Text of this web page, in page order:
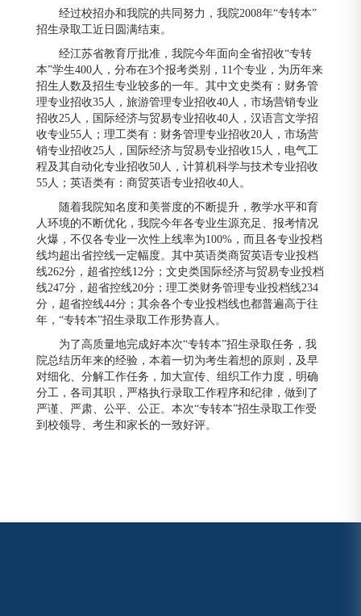
经过校招办和我院的共同努力，我院2008年“专转本”
招生录取工近日圆满结束。
经江苏省教育厅批准，我院今年面向全省招收“专转
本”学生400人，分布在3个报考类别，11个专业，为历年来
招生人数及招生专业较多的一年。其中文史类有：财务管
理专业招收35人，旅游管理专业招收40人，市场营销专业
招收25人，国际经济与贸易专业招收40人，汉语言文学招
收专业55人；理工类有：财务管理专业招收20人，市场营
销专业招收25人，国际经济与贸易专业招收15人，电气工
程及其自动化专业招收50人，计算机科学与技术专业招收
55人；英语类有：商贸英语专业招收40人。
随着我院知名度和美誉度的不断提升，教学水平和育
人环境的不断优化，我院今年各专业生源充足、报考情况
火爆，不仅各专业一次性上线率为100%，而且各专业投档
线均超出省控线一定幅度。其中英语类商贸英语专业投档
线262分，超省控线12分；文史类国际经济与贸易专业投档
线247分，超省控线20分；理工类财务管理专业投档线234
分，超省控线44分；其余各个专业投档线也都普遍高于往
年，“专转本”招生录取工作形势喜人。
为了高质量地完成好本次“专转本”招生录取任务，我
院总结历年来的经验，本着一切为考生着想的原则，及早
对细化、分解工作任务，加大宣传、组织工作力度，明确
分工，各司其职，严格执行录取工作程序和纪律，做到了
严谨、严肃、公平、公正。本次“专转本”招生录取工作受
到校领导、考生和家长的一致好评。